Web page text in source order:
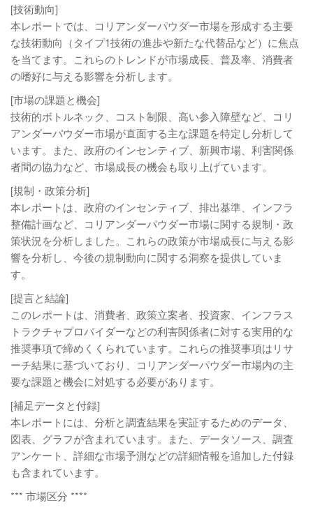
[技術動向]
本レポートでは、コリアンダーパウダー市場を形成する主要
な技術動向（タイプ1技術の進歩や新たな代替品など）に焦点
を当てます。これらのトレンドが市場成長、普及率、消費者
の嗜好に与える影響を分析します。
[市場の課題と機会]
技術的ボトルネック、コスト制限、高い参入障壁など、コリ
アンダーパウダー市場が直面する主な課題を特定し分析して
います。また、政府のインセンティブ、新興市場、利害関係
者間の協力など、市場成長の機会も取り上げています。
[規制・政策分析]
本レポートは、政府のインセンティブ、排出基準、インフラ
整備計画など、コリアンダーパウダー市場に関する規制・政
策状況を分析しました。これらの政策が市場成長に与える影
響を分析し、今後の規制動向に関する洞察を提供していま
す。
[提言と結論]
このレポートは、消費者、政策立案者、投資家、インフラス
トラクチャプロバイダーなどの利害関係者に対する実用的な
推奨事項で締めくくられています。これらの推奨事項はリサ
ーチ結果に基づいており、コリアンダーパウダー市場内の主
要な課題と機会に対処する必要があります。
[補足データと付録]
本レポートには、分析と調査結果を実証するためのデータ、
図表、グラフが含まれています。また、データソース、調査
アンケート、詳細な市場予測などの詳細情報を追加した付録
も含まれています。
*** 市場区分 ****